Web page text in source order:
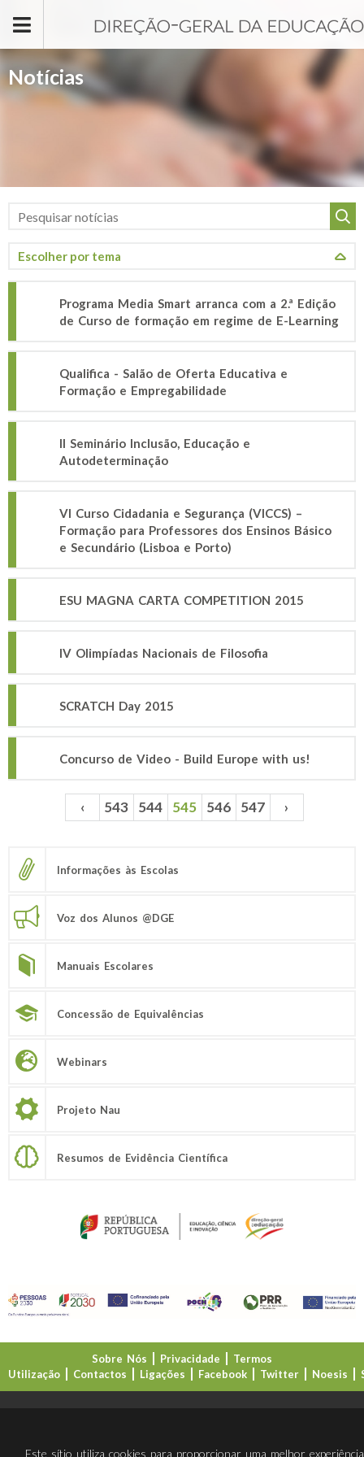
Notícias
Programa Media Smart arranca com a 2.ª Edição
de Curso de formação em regime de E-Learning
Qualifica - Salão de Oferta Educativa e
Formação e Empregabilidade
II Seminário Inclusão, Educação e
Autodeterminação
VI Curso Cidadania e Segurança (VICCS) –
Formação para Professores dos Ensinos Básico
e Secundário (Lisboa e Porto)
ESU MAGNA CARTA COMPETITION 2015
IV Olimpíadas Nacionais de Filosofia
SCRATCH Day 2015
Concurso de Video - Build Europe with us!
Páginas ‹ 543 544 545 546 547 ›
Informações às Escolas
Voz dos Alunos @DGE
Manuais Escolares
Concessão de Equivalências
Webinars
Projeto Nau
Resumos de Evidência Científica
Sobre Nós Privacidade
Termos
Utilização
Contactos Ligações Facebook Twitter Noesis
Este sítio utiliza cookies para proporcionar uma melhor